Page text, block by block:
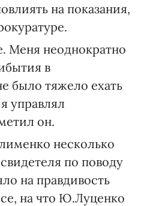
на показания,
Меня неоднократно
в
было тяжело ехать
управлял
он.
несколько
по поводу
на правдивость
на что Ю.Луценко